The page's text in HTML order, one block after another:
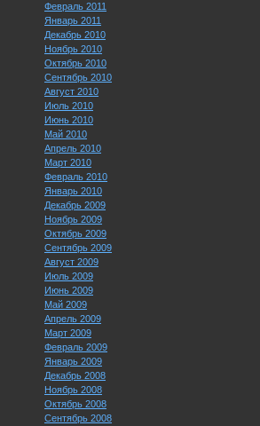
Февраль 2011
Январь 2011
Декабрь 2010
Ноябрь 2010
Октябрь 2010
Сентябрь 2010
Август 2010
Июль 2010
Июнь 2010
Май 2010
Апрель 2010
Март 2010
Февраль 2010
Январь 2010
Декабрь 2009
Ноябрь 2009
Октябрь 2009
Сентябрь 2009
Август 2009
Июль 2009
Июнь 2009
Май 2009
Апрель 2009
Март 2009
Февраль 2009
Январь 2009
Декабрь 2008
Ноябрь 2008
Октябрь 2008
Сентябрь 2008